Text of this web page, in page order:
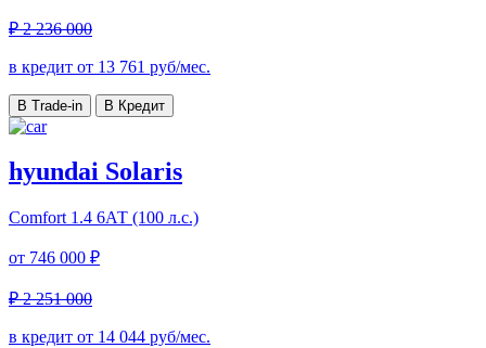
₽ 2 236 000
в кредит от 13 761 руб/мес.
В Trade-in В Кредит
hyundai Solaris
Comfort 1.4 6АТ (100 л.с.)
от 746 000 ₽
₽ 2 251 000
в кредит от 14 044 руб/мес.